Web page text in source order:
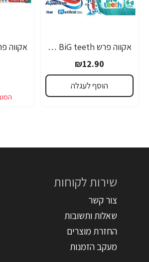
אקווה פרש BiG teeth משחת שיניים לילדים לגילאי 6-8 שנים - 50 מ"ל
₪12.90
הוסף לעגלה
שירות לקוחות
צור קשר
שאלות ותשובות
החזרת מוצרים
מעקב הזמנות